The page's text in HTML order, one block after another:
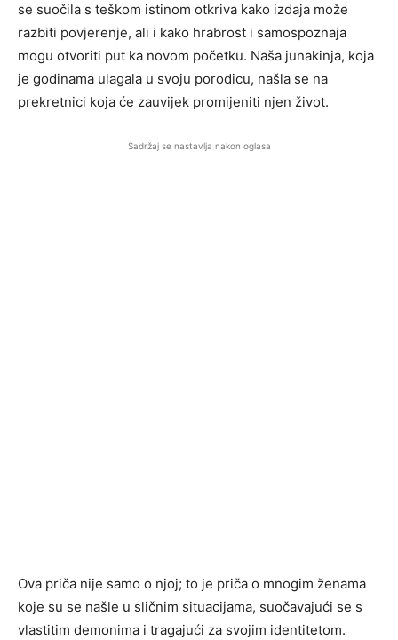
se suočila s teškom istinom otkriva kako izdaja može
razbiti povjerenje, ali i kako hrabrost i samospoznaja
mogu otvoriti put ka novom početku. Naša junakinja, koja
je godinama ulagala u svoju porodicu, našla se na
prekretnici koja će zauvijek promijeniti njen život.
Sadržaj se nastavlja nakon oglasa
Ova priča nije samo o njoj; to je priča o mnogim ženama
koje su se našle u sličnim situacijama, suočavajući se s
vlastitim demonima i tragajući za svojim identitetom.